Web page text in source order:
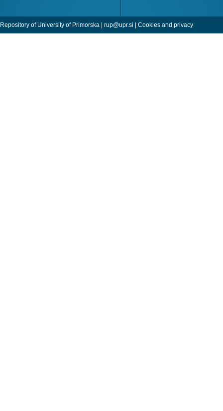
Repository of University of Primorska | rup@upr.si | Cookies and privacy